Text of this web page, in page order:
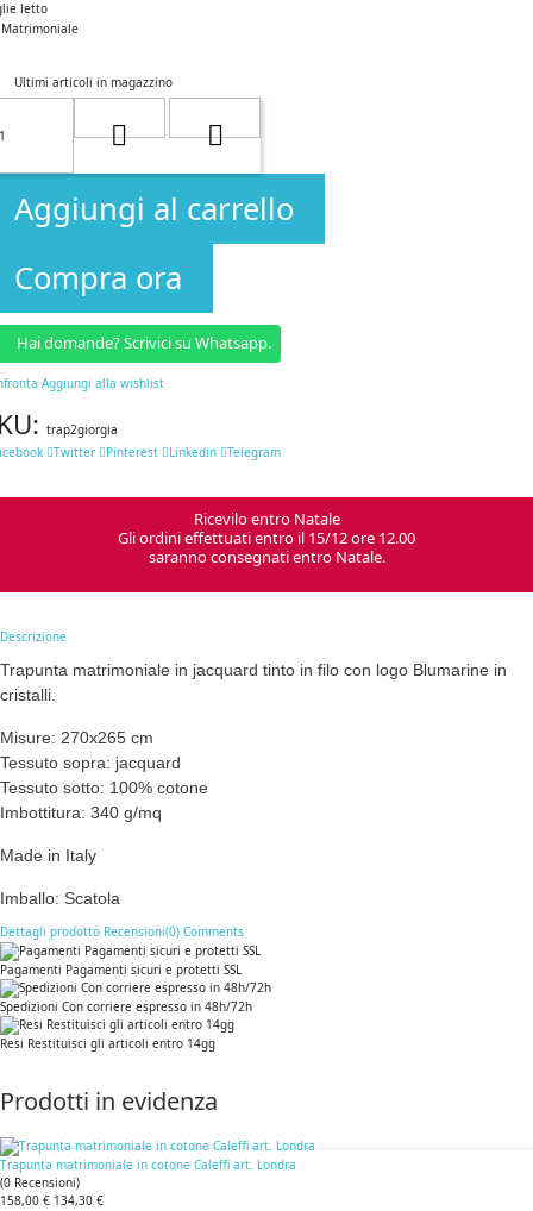
letto
Matrimoniale
Ultimi articoli in magazzino
Aggiungi al carrello
Compra ora
Hai domande? Scrivici su Whatsapp.
Aggiungi alla wishlist
trap2giorgia
Twitter Pinterest Linkedin Telegram
Ricevilo entro Natale
Gli ordini effettuati entro il 15/12 ore 12.00
saranno consegnati entro Natale.
Descrizione
Trapunta matrimoniale in jacquard tinto in filo con logo Blumarine in
cristalli.
Misure: 270x265 cm
Tessuto sopra: jacquard
Tessuto sotto: 100% cotone
Imbottitura: 340 g/mq
Made in Italy
Imballo: Scatola
Dettagli prodotto Recensioni(0) Comments
Pagamenti Pagamenti sicuri e protetti SSL
Spedizioni Con corriere espresso in 48h/72h
Resi Restituisci gli articoli entro 14gg
Prodotti in evidenza
Trapunta matrimoniale in cotone Caleffi art. Londra
(0 Recensioni)
158,00 € 134,30 €